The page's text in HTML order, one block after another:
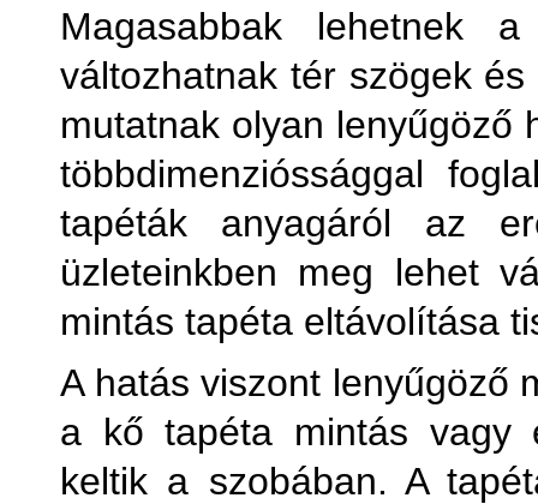
Magasabbak lehetnek
változhatnak tér szögek
mutatnak olyan lenyűgöző
többdimenzióssággal
tapéták anyagáról az
üzleteinkben meg lehet
mintás tapéta eltávolítása
A hatás viszont lenyűgöző
a kő tapéta mintás vagy
keltik a szobában. A